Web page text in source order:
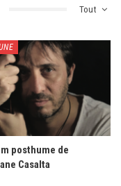
Tout
posthume de
Casalta